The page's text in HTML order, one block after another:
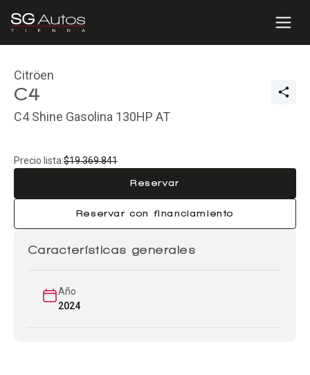
Citröen
C4
C4 Shine Gasolina 130HP AT
Precio lista:$19.369.841
Reservar
Reservar con financiamiento
Características generales
Año
2024